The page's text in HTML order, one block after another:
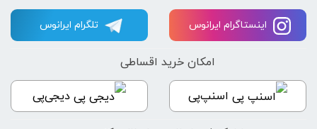
تلگرام ایرانوس اینستاگرام ایرانوس
امکان خرید اقساطی
اسنپ‌پی دیجی‌پی